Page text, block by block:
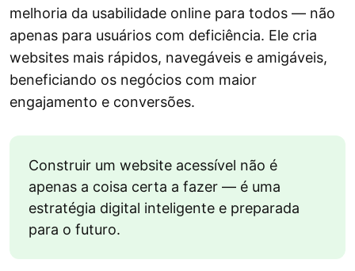
melhoria da usabilidade online para todos — não
apenas para usuários com deficiência. Ele cria
websites mais rápidos, navegáveis e amigáveis,
beneficiando os negócios com maior
engajamento e conversões.
Construir um website acessível não é
apenas a coisa certa a fazer — é uma
estratégia digital inteligente e preparada
para o futuro.